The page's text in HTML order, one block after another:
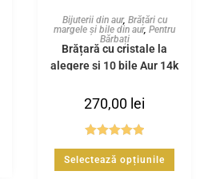
Bijuterii din aur, Brățări cu
margele și bile din aur, Pentru
Bărbați
Brățară cu cristale la
alegere și 10 bile Aur 14k
270,00 lei
Evaluat la
5.00din 5
Selectează opțiunile